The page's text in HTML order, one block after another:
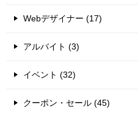
Webデザイナー (17)
アルバイト (3)
イベント (32)
クーポン・セール (45)